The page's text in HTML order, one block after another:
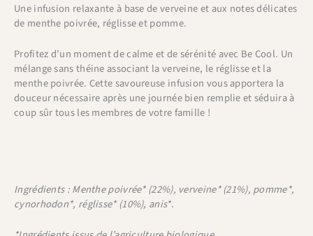
Une infusion relaxante à base de verveine et aux notes délicates
de menthe poivrée, réglisse et pomme.
Profitez d’un moment de calme et de sérénité avec Be Cool. Un
mélange sans théine associant la verveine, le réglisse et la
menthe poivrée. Cette savoureuse infusion vous apportera la
douceur nécessaire après une journée bien remplie et séduira à
coup sûr tous les membres de votre famille !
Ingrédients : Menthe poivrée* (22%), verveine* (21%), pomme*,
cynorhodon*, réglisse* (10%), anis*.